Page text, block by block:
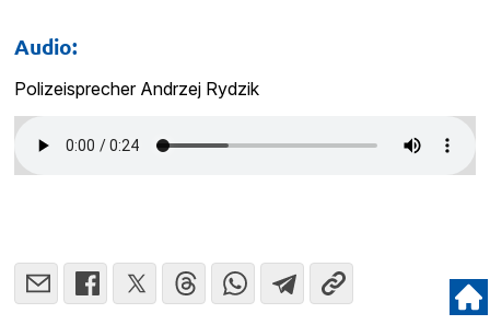
Audio:
Polizeisprecher Andrzej Rydzik